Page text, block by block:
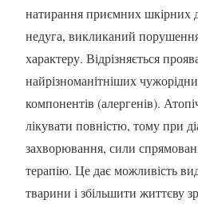
натирання приємних шкірних
недуга, викликаний
характеру. Відрізняється
найрізноманітніших
компонентів (алергенів).
лікувати повністю, тому при
захворювання, сили
терапію. Це дає можливість
тварини і збільшити життєву